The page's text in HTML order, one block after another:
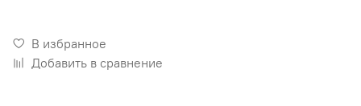
В избранное
Добавить в сравнение